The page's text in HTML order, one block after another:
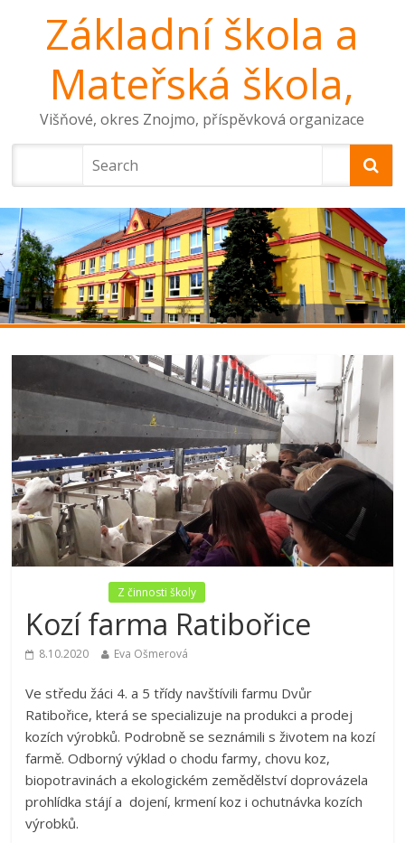
Základní škola a
Mateřská škola,
Višňové, okres Znojmo, příspěvková organizace
Z činnosti školy
Kozí farma Ratibořice
8.10.2020 Eva Ošmerová
Ve středu žáci 4. a 5 třídy navštívili farmu Dvůr
Ratibořice, která se specializuje na produkci a prodej
kozích výrobků. Podrobně se seznámili s životem na kozí
farmě. Odborný výklad o chodu farmy, chovu koz,
biopotravinách a ekologickém zemědělství doprovázela
prohlídka stájí a dojení, krmení koz i ochutnávka kozích
výrobků.